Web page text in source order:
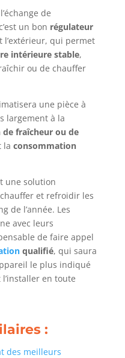
de
un bon régulateur
qui permet
intérieure stable,
ou de chauffer
une pièce à
largement à la
fraîcheur ou de
la consommation
une solution
et refroidir les
de l’année. Les
avec leurs
de faire appel
qualifié, qui saura
le plus indiqué
en toute
:
des meilleurs